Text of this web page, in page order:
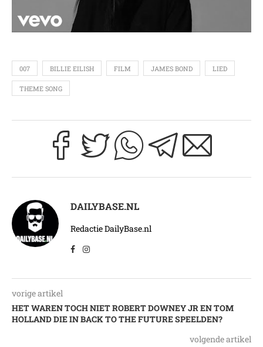
007 BILLIE EILISH FILM JAMES BOND LIED
THEME SONG
DAILYBASE.NL
Redactie DailyBase.nl
vorige artikel
HET WAREN TOCH NIET ROBERT DOWNEY JR EN TOM
HOLLAND DIE IN BACK TO THE FUTURE SPEELDEN?
volgende artikel